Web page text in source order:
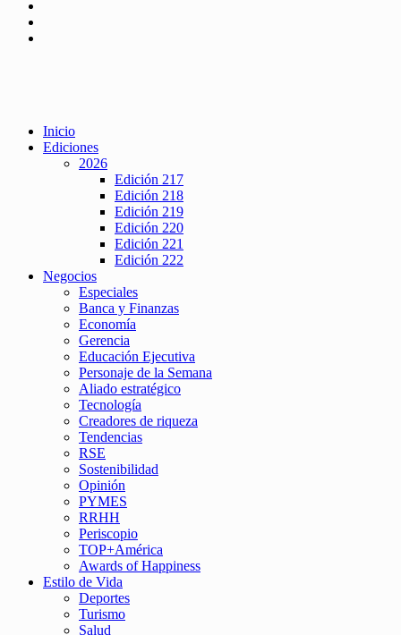
Inicio
Ediciones
2026
Edición 217
Edición 218
Edición 219
Edición 220
Edición 221
Edición 222
Negocios
Especiales
Banca y Finanzas
Economía
Gerencia
Educación Ejecutiva
Personaje de la Semana
Aliado estratégico
Tecnología
Creadores de riqueza
Tendencias
RSE
Sostenibilidad
Opinión
PYMES
RRHH
Periscopio
TOP+América
Awards of Happiness
Estilo de Vida
Deportes
Turismo
Salud